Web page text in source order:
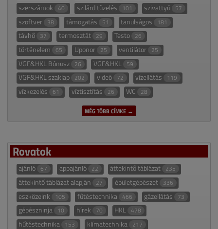
szerszámok 40 szilárd tüzelés 101 szivattyú 57
szoftver 38 támogatás 51 tanulságos 181
távhő 37 termosztát 29 Testo 26
történelem 65 Uponor 25 ventilátor 25
VGF&HKL Bónusz 26 VGF&HKL 59
VGF&HKL szaklap 202 videó 72 vízellátás 119
vízkezelés 61 víztisztítás 26 WC 28
MÉG TÖBB CÍMKE →
Rovatok
ajánló 67 appajánló 22 áttekintő táblázat 235
áttekintő táblázat alapján 27 épületgépészet 336
eszközeink 105 fűtéstechnika 466 gázellátás 73
gépészninja 10 hírek 70 HKL 478
hűtéstechnika 153 klímatechnika 217